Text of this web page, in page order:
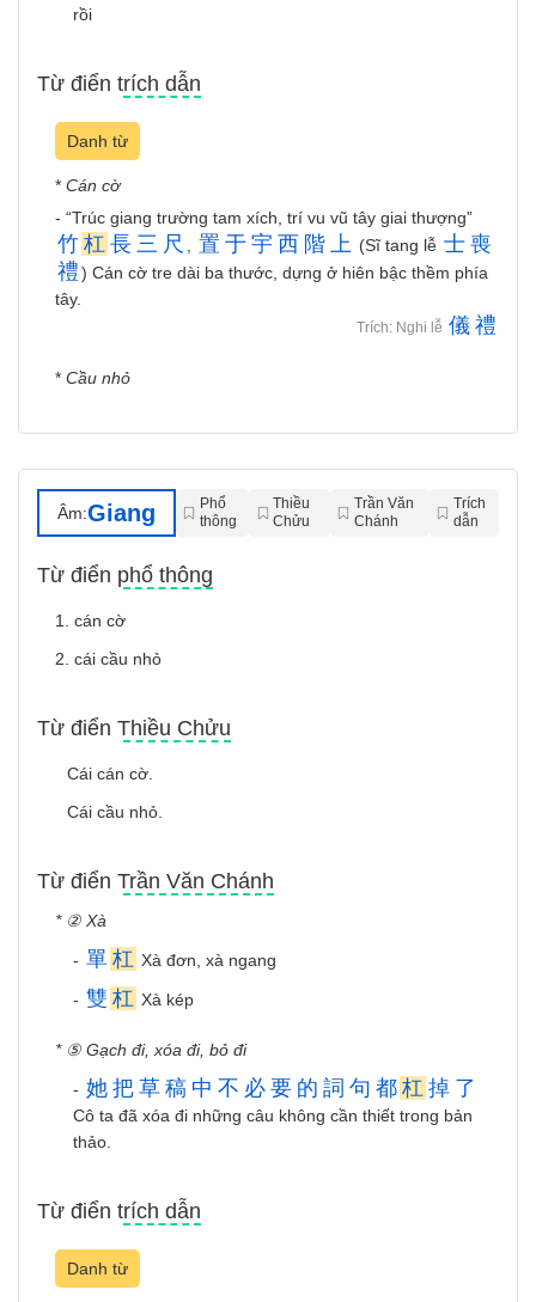
rồi
Từ điển trích dẫn
Danh từ
* Cán cờ
- “Trúc giang trường tam xích, trí vu vũ tây giai thượng”
竹 杠 長 三 尺 置 于 宇 西 階 上 (Sĩ tang lễ 士 喪
禮) Cán cờ tre dài ba thước, dựng ở hiên bậc thềm phía
tây.
Trích: Nghi lễ 儀 禮
* Cầu nhỏ
Âm:Giang
Phổ
thông
Thiều
Chửu
Trần Văn
Chánh
Trích
dẫn
Từ điển phổ thông
1. cán cờ
2. cái cầu nhỏ
Từ điển Thiều Chửu
Cái cán cờ.
Cái cầu nhỏ.
Từ điển Trần Văn Chánh
* ② Xà
- 單 杠 Xà đơn, xà ngang
- 雙 杠 Xà kép
* ⑤ Gạch đi, xóa đi, bỏ đi
- 她 把 草 稿 中 不 必 要 的 詞 句 都 杠 掉 了
Cô ta đã xóa đi những câu không cần thiết trong bản
thảo.
Từ điển trích dẫn
Danh từ